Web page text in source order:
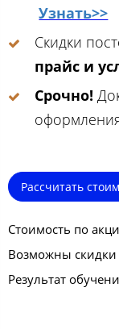
Узнать>>
Скидки
прайс и
Срочно!
Рассчитать
Стоимость по
Возможны скидки
Результат